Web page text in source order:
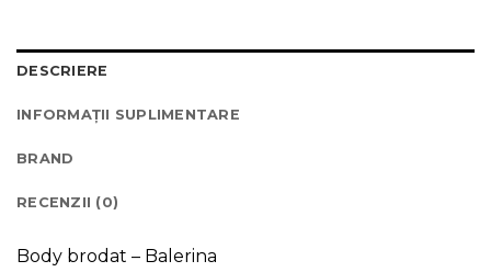
DESCRIERE
INFORMAȚII SUPLIMENTARE
BRAND
RECENZII (0)
Body brodat – Balerina